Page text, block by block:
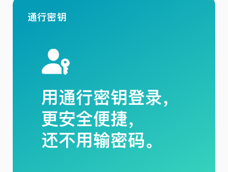
通行密钥
用通行密钥登录，
更安全便捷，
还不用 输密码。